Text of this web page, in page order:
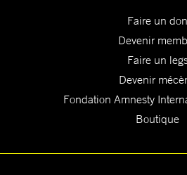
Faire un don
Devenir
Faire un
Devenir
Fondation Amnesty
Boutique